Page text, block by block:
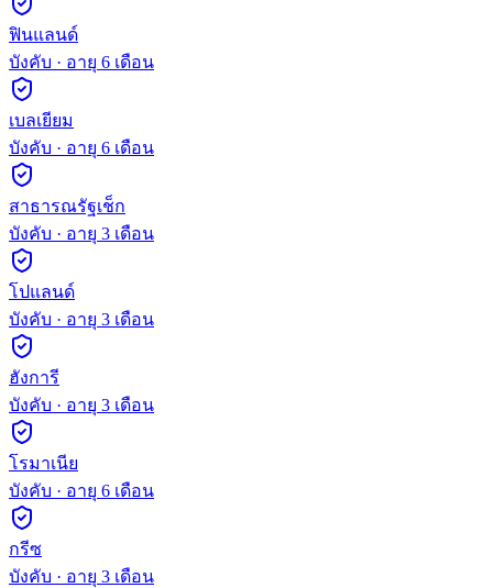
ฟินแลนด์
บังคับ · อายุ 6 เดือน
เบลเยียม
บังคับ · อายุ 6 เดือน
สาธารณรัฐเช็ก
บังคับ · อายุ 3 เดือน
โปแลนด์
บังคับ · อายุ 3 เดือน
ฮังการี
บังคับ · อายุ 3 เดือน
โรมาเนีย
บังคับ · อายุ 6 เดือน
กรีซ
บังคับ · อายุ 3 เดือน